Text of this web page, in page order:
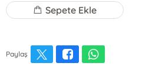
Sepete Ekle
Paylaş